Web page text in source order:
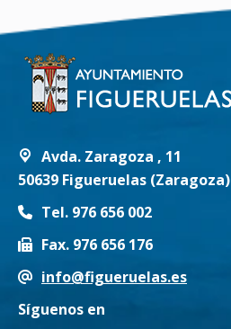
Avda. Zaragoza , 11
50639 Figueruelas (Zaragoza)
Tel. 976 656 002
Fax. 976 656 176
info@figueruelas.es
Síguenos en